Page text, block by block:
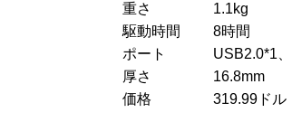
重さ
1.1kg
駆動時間
8時間
ポート
USB2.0*1
厚さ
16.8mm
価格
319.99ドル